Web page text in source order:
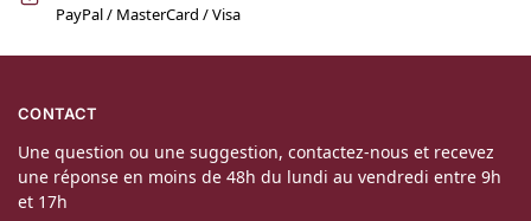
PayPal / MasterCard / Visa
CONTACT
Une question ou une suggestion, contactez-nous et recevez
une réponse en moins de 48h du lundi au vendredi entre 9h
et 17h